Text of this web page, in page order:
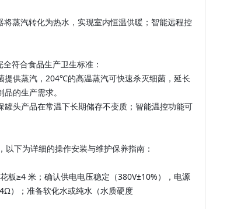
蒸汽转化为热水，实现室内恒温供暖；智能远程控
符合食品生产卫生标准：
提供蒸汽，204℃的高温蒸汽可快速杀灭细菌，延长
的生产需求。
头产品在常温下长期储存不变质；智能温控功能可
下为详细的操作安装与维护保养指南：
板≥4 米；确认供电电压稳定（380V±10%），电源
）；准备软化水或纯水（水质硬度